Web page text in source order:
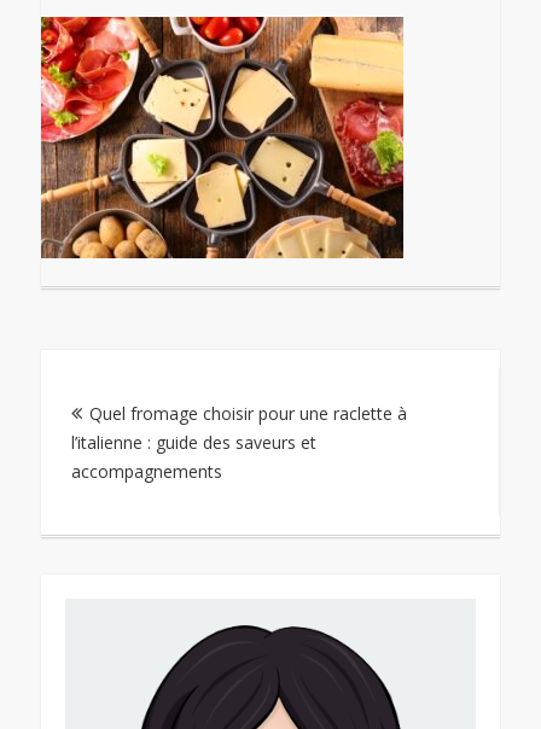
de
Quel fromage choisir pour une raclette à
l’italienne : guide des saveurs et
accompagnements